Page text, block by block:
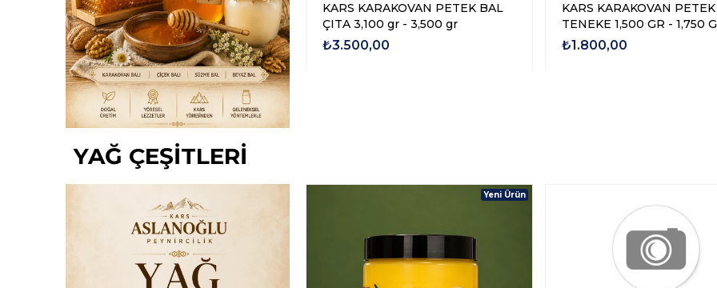
BEYAZ BAL 500 GR
₺1.500,00
KARS KARAKOVAN PETEK BAL
ÇITA 3,100 gr - 3,500 gr
₺3.500,00
KARS KARAKOVAN
TENEKE 1,500 GR - 1,750
₺1.800,00
YAĞ ÇEŞİTLERİ
Yeni Ürün